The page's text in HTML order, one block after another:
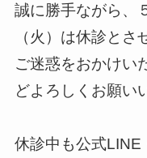
誠に勝手ながら、
（火）は休診とさ
ご迷惑をおかけい
どよろしくお願い
休診中も公式LINE